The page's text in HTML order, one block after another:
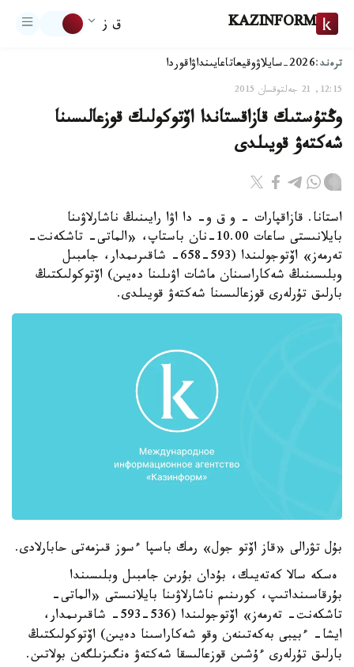
KAZINFORM ق ز
ترەند:2026-سايلاۋ وقيعاتاعايىنداۋاقوردا
12:15, 21 جەلتوقسان 2015
وڭتۇستىك قازاقستاندا اۆتوكولىك قوزعالىسىنا
شەكتەۋ قويىلدى
استانا. قازاقپارات - و ق و- دا اۋا رايىنىڭ ناشارلاۋىنا
بايلانىستى ساعات 10.00-نان باستاپ، «الماتى- تاشكەنت-
تەرمەز» اۆتوجولىندا (593-658- شاقىرىمدار، جامبىل
وبلىسىنىڭ شەكاراسىنان ماشات اۋىلىنا دەيىن) اۆتوكولىكتىڭ
بارلىق تۇرلەرى قوزعالىسىنا شەكتەۋ قويىلدى.
بۇل تۋرالى «قاز اۆتو جول» رمك باسپا ءسوز قىزمەتى حابارلادى.
ەسكە سالا كەتەيىك، بۇدان بۇرىن جامبىل وبلىسىندا
بۇرقاسىنداتىپ، كورىنىم ناشارلاۋىنا بايلانىستى «الماتى-
تاشكەنت- تەرمەز» اۆتوجولىندا (536-593- شاقىرىمدار،
ايشا- ءبيبى بەكەتىنەن وقو شەكاراسىنا دەيىن) اۆتوكولىكتىڭ
بارلىق تۇرلەرى ءۇشىن قوزعالىسقا شەكتەۋ ەنگىزىلگەن بولاتىن.